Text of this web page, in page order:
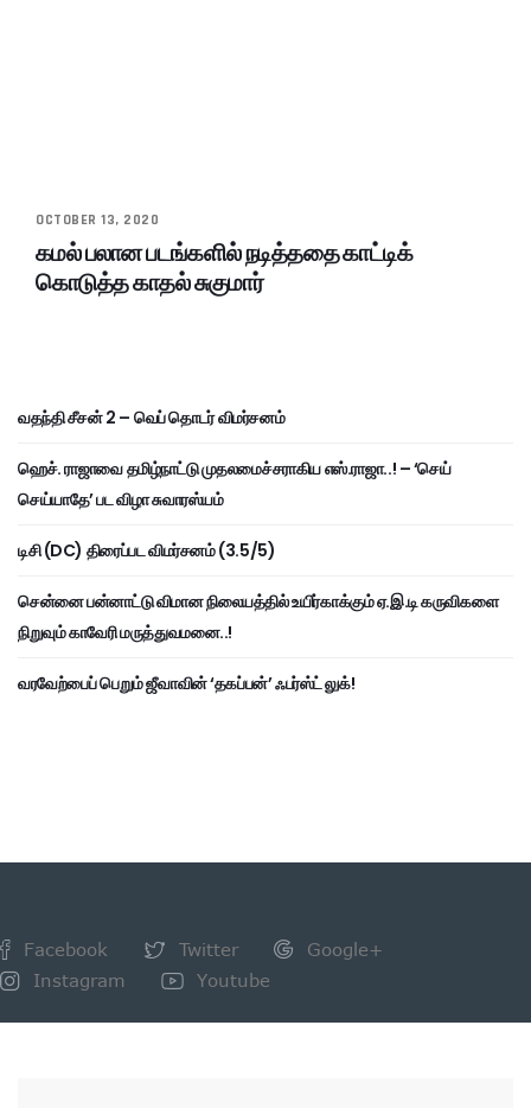
OCTOBER 13, 2020
கமல் பலான படங்களில் நடித்ததை காட்டிக்
கொடுத்த காதல் சுகுமார்
வதந்தி சீசன் 2 – வெப் தொடர் விமர்சனம்
ஹெச். ராஜாவை தமிழ்நாட்டு முதலமைச்சராகிய எஸ்.ராஜா..! – ‘செய்
செய்யாதே’ பட விழா சுவாரஸ்யம்
டிசி (DC) திரைப்பட விமர்சனம் (3.5/5)
சென்னை பன்னாட்டு விமான நிலையத்தில் உயிர்காக்கும் ஏ.இ.டி கருவிகளை
நிறுவும் காவேரி மருத்துவமனை..!
வரவேற்பைப் பெறும் ஜீவாவின் ‘தகப்பன்’ ஃபர்ஸ்ட் லுக்!
Facebook Twitter
Google+
Instagram
Youtube